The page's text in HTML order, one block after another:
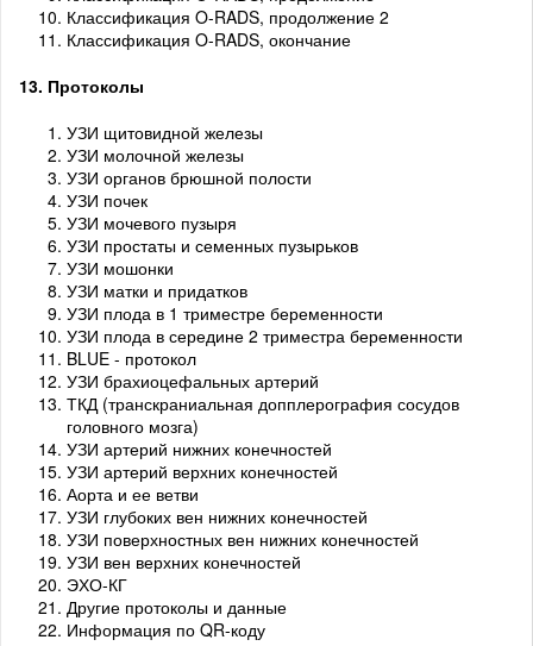
Классификация O-RADS, продолжение 2
Классификация O-RADS, окончание
13. Протоколы
УЗИ щитовидной железы
УЗИ молочной железы
УЗИ органов брюшной полости
УЗИ почек
УЗИ мочевого пузыря
УЗИ простаты и семенных пузырьков
УЗИ мошонки
УЗИ матки и придатков
УЗИ плода в 1 триместре беременности
УЗИ плода в середине 2 триместра беременности
BLUE - протокол
УЗИ брахиоцефальных артерий
ТКД (транскраниальная допплерография сосудов
головного мозга)
УЗИ артерий нижних конечностей
УЗИ артерий верхних конечностей
Аорта и ее ветви
УЗИ глубоких вен нижних конечностей
УЗИ поверхностных вен нижних конечностей
УЗИ вен верхних конечностей
ЭХО-КГ
Другие протоколы и данные
Информация по QR-коду